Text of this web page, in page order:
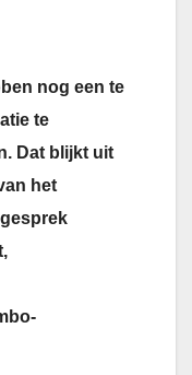
nog een te
te
Dat blijkt uit
het